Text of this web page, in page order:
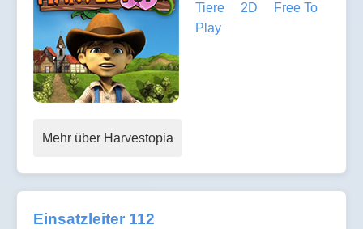
Tiere
2D
Free To
Play
Mehr über Harvestopia
Einsatzleiter 112